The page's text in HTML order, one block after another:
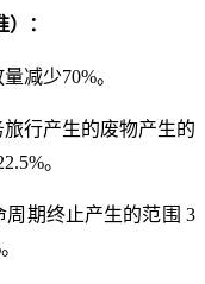
：
减少70%。
行产生的废物产生的
。
期终止产生的范围 3